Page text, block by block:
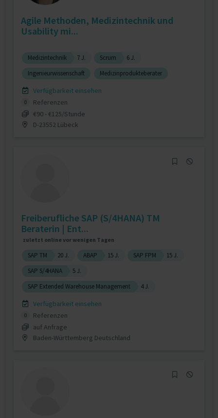
Agile Methoden, Medizintechnik und
Usability mi...
Medizintechnik 7 J. Scrum
6 J.
Ingenieurwissenschaft
Medizinprodukteberater
Verfügbarkeit einsehen
0
Referenzen
€90 - €125/Stunde
D-23552 Lübeck
Freiberufliche SAP (S/4HANA) TM
Beraterin | Ent...
zuletzt online vor wenigen Tagen
SAP TM 20 J. ABAP 15 J. SAP FPM
15 J.
SAP S/4HANA
5 J.
SAP Extended Warehouse Management
4 J.
Verfügbarkeit einsehen
0
Referenzen
auf Anfrage
Baden-Württemberg Deutschland